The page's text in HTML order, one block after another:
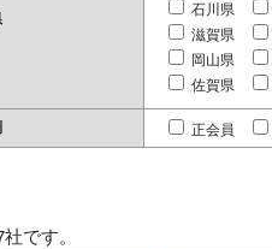
石川県
滋賀県
岡山県
佐賀県
正会員
社です。